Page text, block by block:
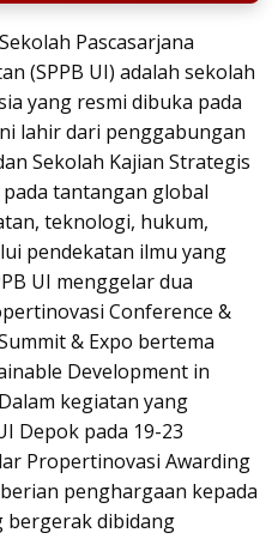
Pascasarjana
(SPPB UI) adalah sekolah
yang resmi dibuka pada
lahir dari penggabungan
Sekolah Kajian Strategis
tantangan global
teknologi, hukum,
pendekatan ilmu yang
UI menggelar dua
Conference &
& Expo bertema
Development in
kegiatan yang
Depok pada 19-23
Propertinovasi Awarding
penghargaan kepada
bergerak dibidang